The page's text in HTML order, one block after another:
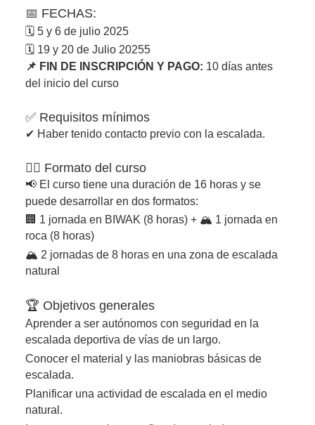
📅 FECHAS:
🗓️ 5 y 6 de julio 2025
🗓️ 19 y 20 de Julio 20255
📌 FIN DE INSCRIPCIÓN Y PAGO: 10 días antes
del inicio del curso
✅ Requisitos mínimos
✔ Haber tenido contacto previo con la escalada.
🏋️‍♂️ Formato del curso
📢 El curso tiene una duración de 16 horas y se
puede desarrollar en dos formatos:
🏢 1 jornada en BIWAK (8 horas) + 🏔️ 1 jornada en
roca (8 horas)
🏔️ 2 jornadas de 8 horas en una zona de escalada
natural
🏆 Objetivos generales
Aprender a ser autónomos con seguridad en la
escalada deportiva de vías de un largo.
Conocer el material y las maniobras básicas de
escalada.
Planificar una actividad de escalada en el medio
natural.